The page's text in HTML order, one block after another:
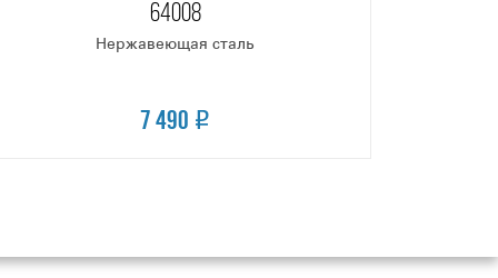
64008
Нержавеющая сталь
7 490